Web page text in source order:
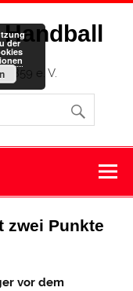
e. V.
zwei Punkte
vor dem
der